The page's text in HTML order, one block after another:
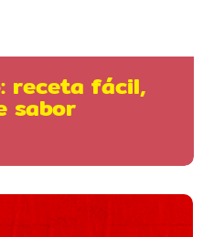
receta fácil,
sabor